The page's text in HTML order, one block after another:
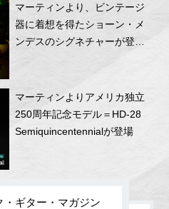
マーティンより、ビンテージ
器に着想を得たショーン・メ
ンデスのシグネチャーが登
マーティンよりアメリカ独立
250周年記念モデル＝HD-28
Semiquincentennialが登場
・ギター・マガジン